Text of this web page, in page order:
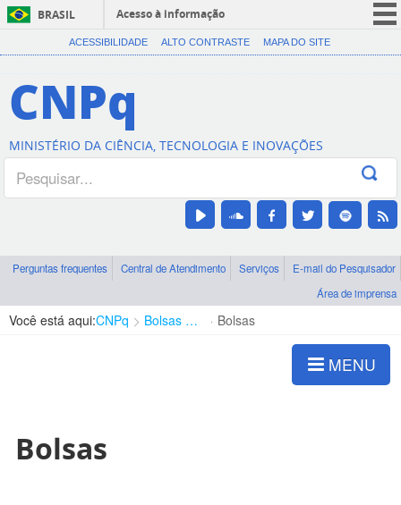
BRASIL
Acesso à informação
CORONAVÍRUS (COVID-19)
Canais
ACESSIBILIDADE ALTO CONTRASTE MAPA DO SITE
CNPq
MINISTÉRIO DA CIÊNCIA, TECNOLOGIA E INOVAÇÕES
Perguntas frequentes Central de Atendimento Serviços
E-mail do Pesquisador
Área de imprensa
Você está aqui:CNPq Bolsas e Auxílios Vigentes Bolsas
MENU
Bolsas